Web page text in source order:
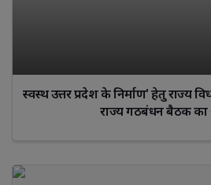
स्वस्थ उत्तर प्रदेश के निर्माण' हेतु राज्य
राज्य गठबंधन बैठक